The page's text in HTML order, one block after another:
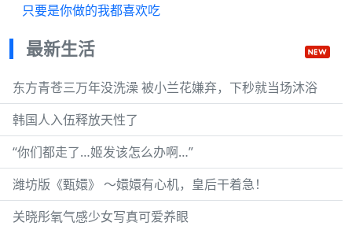
只要是你做的我都喜欢吃
最新生活
东方青苍三万年没洗澡 被小兰花嫌弃，下秒就当场沐浴
韩国人入伍释放天性了
“你们都走了…姬发该怎么办啊…”
潍坊版《甄嬛》 ～嬛嬛有心机，皇后干着急！
关晓彤氧气感少女写真可爱养眼